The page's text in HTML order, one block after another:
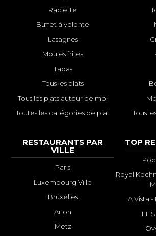
Raclette
Buffet à volonté
Lasagnes
Moules frites
Tapas
Tous les plats
Tous les plats autour de moi
Toutes les catégories de plat
Tous
RESTAURANTS PAR
VILLE
Paris
Luxembourg Ville
Bruxelles
Arlon
Metz
TOP
Royal
A Vista